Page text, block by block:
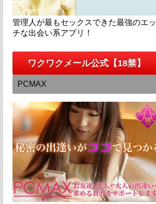
管理人が最もセックスできた最強のエッ
チな出会い系アプリ！
ワクワクメール公式【18禁】
PCMAX